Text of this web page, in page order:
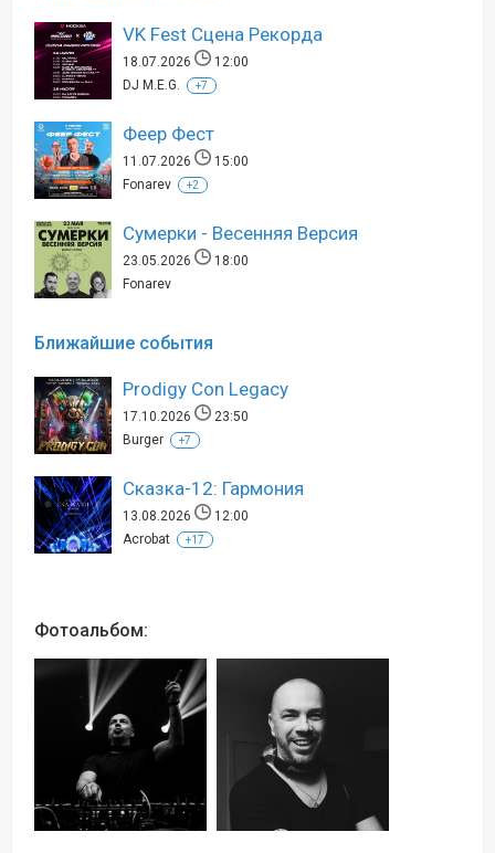
VK Fest Сцена Рекорда
18.07.2026
12:00
DJ M.E.G.
+7
Феер Фест
11.07.2026
15:00
Fonarev
+2
Сумерки - Весенняя Версия
23.05.2026
18:00
Fonarev
Ближайшие события
Prodigy Con Legacy
17.10.2026
23:50
Burger
+7
Сказка-12: Гармония
13.08.2026
12:00
Acrobat
+17
Фотоальбом: